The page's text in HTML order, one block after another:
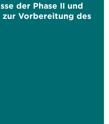
der Phase II und
zur Vorbereitung des